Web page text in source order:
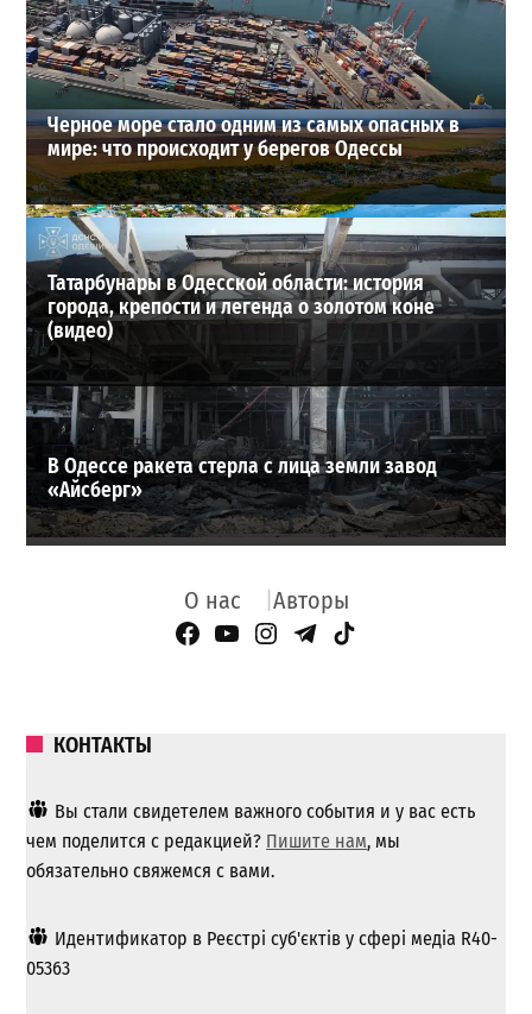
2026-07-24
ВИБОР РЕДАКЦИИ
Черное море стало одним из самых опасных в
мире: что происходит у берегов Одессы
Татарбунары в Одесской области: история
города, крепости и легенда о золотом коне
(видео)
В Одессе ракета стерла с лица земли завод
«Айсберг»
О нас Авторы
Facebook Page
YouTube
Instagram
Telegram
TikTok
КОНТАКТЫ
Вы стали свидетелем важного события и у вас есть
чем поделится с редакцией? Пишите нам, мы
обязательно свяжемся с вами.
Идентификатор в Реєстрі суб'єктів у сфері медіа R40-
05363